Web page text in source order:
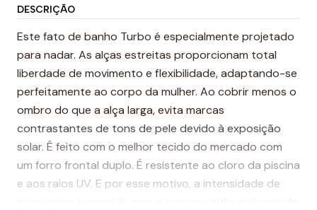
DESCRIÇÃO
Este fato de banho Turbo é especialmente projetado
para nadar. As alças estreitas proporcionam total
liberdade de movimento e flexibilidade, adaptando-se
perfeitamente ao corpo da mulher. Ao cobrir menos o
ombro do que a alça larga, evita marcas
contrastantes de tons de pele devido à exposição
solar. É feito com o melhor tecido do mercado com
um forro frontal duplo. É resistente ao cloro da piscina
e aos raios UV. E por esse motivo, a intensidade de